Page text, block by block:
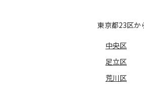
東京都23区か
中央区
足立区
荒川区